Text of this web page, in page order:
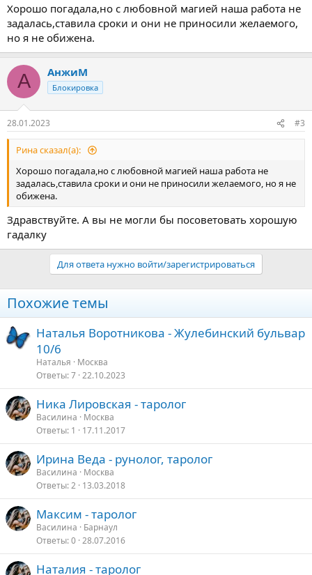
Хорошо погадала,но с любовной магией наша работа не
задалась,ставила сроки и они не приносили желаемого,
но я не обижена.
А АнжиМ
Блокировка
28.01.2023 #3
Рина сказал(а):
Хорошо погадала,но с любовной магией наша работа не
задалась,ставила сроки и они не приносили желаемого, но я не
обижена.
Здравствуйте. А вы не могли бы посоветовать хорошую
гадалку
Для ответа нужно войти/зарегистрироваться
Похожие темы
Наталья Воротникова - Жулебинский бульвар
10/6
Наталья
Москва
Ответы 7 22.10.2023
Ника Лировская - таролог
Василина
Москва
Ответы 1 17.11.2017
Ирина Веда - рунолог, таролог
Василина
Москва
Ответы 2 13.03.2018
Максим - таролог
Василина
Барнаул
Ответы 0 28.07.2016
Наталия - таролог